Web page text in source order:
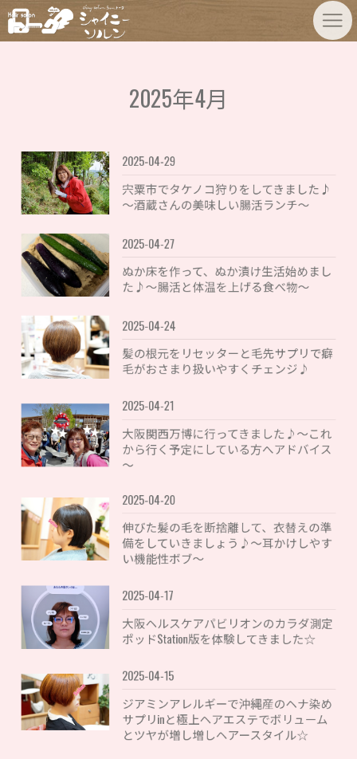
2025年4月
2025-04-29
宍粟市でタケノコ狩りをしてきました♪
〜酒蔵さんの美味しい腸活ランチ〜
2025-04-27
ぬか床を作って、ぬか漬け生活始めまし
た♪〜腸活と体温を上げる食べ物〜
2025-04-24
髪の根元をリセッターと毛先サプリで癖
毛がおさまり扱いやすくチェンジ♪
2025-04-21
大阪関西万博に行ってきました♪〜これ
から行く予定にしている方へアドバイス
〜
2025-04-20
伸びた髪の毛を断捨離して、衣替えの準
備をしていきましょう♪〜耳かけしやす
い機能性ボブ〜
2025-04-17
大阪ヘルスケアパビリオンのカラダ測定
ポッドStation版を体験してきました☆
2025-04-15
ジアミンアレルギーで沖縄産のヘナ染め
サプリinと極上ヘアエステでボリューム
とツヤが増し増しヘアースタイル☆